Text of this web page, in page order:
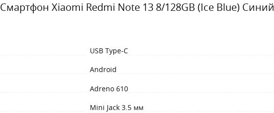
Смартфон Xiaomi Redmi Note 13 8/128GB (Ice Blue) Синий
USB Type-C
Android
Adreno 610
Mini Jack 3.5 мм